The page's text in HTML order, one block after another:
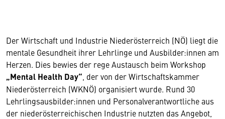
Der Wirtschaft und Industrie Niederösterreich (NÖ) liegt die
mentale Gesundheit ihrer Lehrlinge und Ausbilder:innen am
Herzen. Dies bewies der rege Austausch beim Workshop
„Mental Health Day“ , der von der Wirtschaftskammer
Niederösterreich (WKNÖ) organisiert wurde. Rund 30
Lehrlingsausbilder:innen und Personalverantwortliche aus
der niederösterreichischen Industrie nutzten das Angebot,